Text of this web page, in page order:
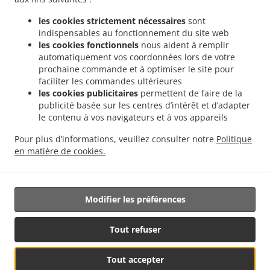
les cookies strictement nécessaires sont
indispensables au fonctionnement du site web
les cookies fonctionnels nous aident à remplir
automatiquement vos coordonnées lors de votre
prochaine commande et à optimiser le site pour
faciliter les commandes ultérieures
les cookies publicitaires permettent de faire de la
publicité basée sur les centres d’intérêt et d’adapter
le contenu à vos navigateurs et à vos appareils
Pour plus d’informations, veuillez consulter notre Politique
en matière de cookies.
Tout accepter
Tout refuser
Modifier les préférences
Sushi Service de livraison Valencia Soternes . Sushi Service de livraison Valencia
Quatre Carreres . Sushi Service de livraison Valencia Ensanche . Sushi Service de
livraison Valencia El Llano del Real
.
Sushi Service de livraison Valencia Camins al
Sushi Service de livraison Valencia Extramurs . Sushi Service de livraison
Valencia Jesús . Sushi Service de livraison Valencia Algirós
Valencia Poblados Marítimos . Sushi Service de livraison Valencia L'Olivereta .
Service de livraison Valencia La Zaidía . Sushi Service de livraison Valencia Rascaña
Arts i les Ciències . Sushi Service de livraison Alboraya . Sushi Service de livraison
Alboraia . Sushi Service de livraison Chirivella
Livraison de nourriture à emporter
Géré par:
Octograficus |<a href=”www.octograficus.com”>octograficus.com/a>